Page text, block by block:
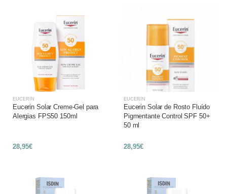
EUCERIN
Eucerin Solar Creme-Gel para
Alergias FPS50 150ml
28,95€
EUCERIN
Eucerin Solar de Rosto Fluído
Pigmentante Control SPF 50+
50 ml
28,95€